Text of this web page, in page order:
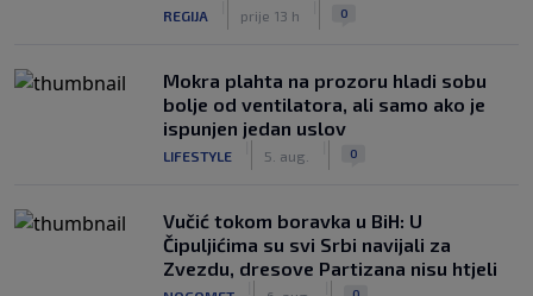
REGIJA prije 13 h 0
Mokra plahta na prozoru hladi sobu
bolje od ventilatora, ali samo ako je
ispunjen jedan uslov
LIFESTYLE 5. aug. 0
Vučić tokom boravka u BiH: U
Čipuljićima su svi Srbi navijali za
Zvezdu, dresove Partizana nisu htjeli
0